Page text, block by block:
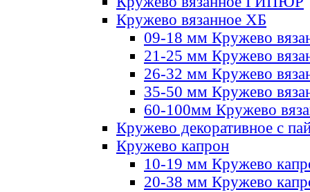
Кружево вязанное ХБ
09-18 мм Кружево
21-25 мм Кружево
26-32 мм Кружево
35-50 мм Кружево
60-100мм Кружево
Кружево декоративное с
Кружево капрон
10-19 мм Кружево
20-38 мм Кружево